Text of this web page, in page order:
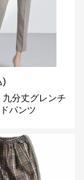
)
分丈グレンチ
パンツ